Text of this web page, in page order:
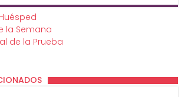
la Semana
de la Prueba